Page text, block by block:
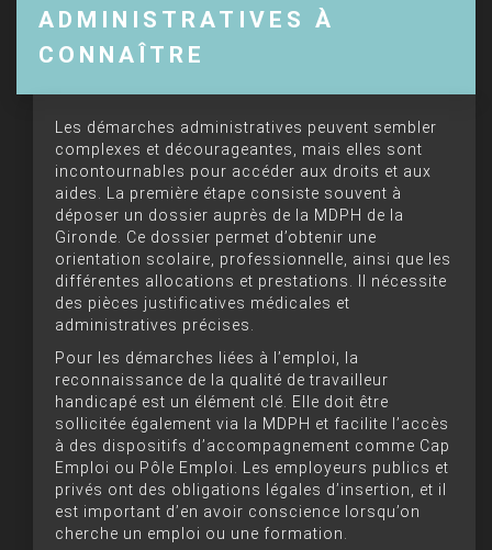
ADMINISTRATIVES À
CONNAÎTRE
Les démarches administratives peuvent sembler
complexes et décourageantes, mais elles sont
incontournables pour accéder aux droits et aux
aides. La première étape consiste souvent à
déposer un dossier auprès de la MDPH de la
Gironde. Ce dossier permet d’obtenir une
orientation scolaire, professionnelle, ainsi que les
différentes allocations et prestations. Il nécessite
des pièces justificatives médicales et
administratives précises.
Pour les démarches liées à l’emploi, la
reconnaissance de la qualité de travailleur
handicapé est un élément clé. Elle doit être
sollicitée également via la MDPH et facilite l’accès
à des dispositifs d’accompagnement comme Cap
Emploi ou Pôle Emploi. Les employeurs publics et
privés ont des obligations légales d’insertion, et il
est important d’en avoir conscience lorsqu’on
cherche un emploi ou une formation.